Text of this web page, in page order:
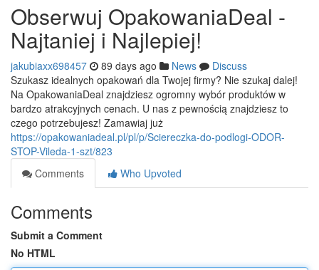
Obserwuj OpakowaniaDeal -
Najtaniej i Najlepiej!
jakubiaxx698457 89 days ago News
Discuss
Szukasz idealnych opakowań dla Twojej firmy? Nie szukaj dalej!
Na OpakowaniaDeal znajdziesz ogromny wybór produktów w
bardzo atrakcyjnych cenach. U nas z pewnością znajdziesz to
czego potrzebujesz! Zamawiaj już
https://opakowaniadeal.pl/pl/p/Sciereczka-do-podlogi-ODOR-
STOP-Vileda-1-szt/823
Comments
Who Upvoted
Comments
Submit a Comment
No HTML